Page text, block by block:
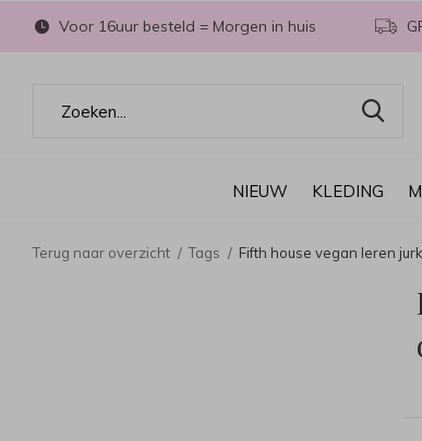
NIEUW KLEDING
Voor 16uur besteld = Morgen in huis
Terug naar overzicht Tags Fifth house vegan leren